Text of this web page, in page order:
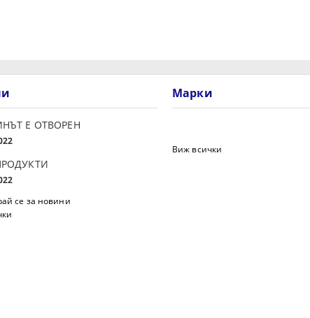
Е ОТВОРЕН
се за новини
Марки
Виж всички